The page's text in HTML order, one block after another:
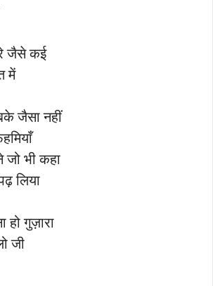
जैसे कई
में
जैसा नहीं
जो भी कहा
लिया
हो गुज़ारा
जी